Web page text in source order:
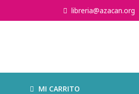
libreria@azacan.org
MI CARRITO